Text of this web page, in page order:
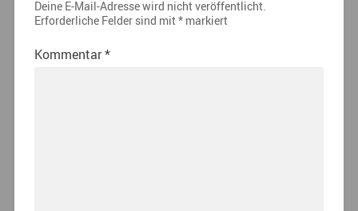
Deine E-Mail-Adresse wird nicht veröffentlicht.
Erforderliche Felder sind mit*markiert
Kommentar*